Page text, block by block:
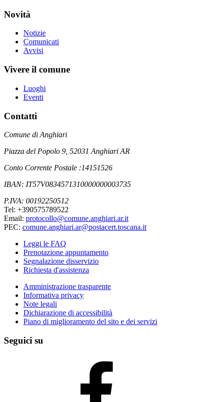
Novità
Notizie
Comunicati
Avvisi
Vivere il comune
Luoghi
Eventi
Contatti
Comune di Anghiari
Piazza del Popolo 9, 52031 Anghiari AR
Conto Corrente Postale :14151526
IBAN: IT57V0834571310000000003735
P.IVA: 00192250512
Tel: +390575789522
Email: protocollo@comune.anghiari.ar.it
PEC: comune.anghiari.ar@postacert.toscana.it
Leggi le FAQ
Prenotazione appuntamento
Segnalazione disservizio
Richiesta d'assistenza
Amministrazione trasparente
Informativa privacy
Note legali
Dichiarazione di accessibilità
Piano di miglioramento del sito e dei servizi
Seguici su